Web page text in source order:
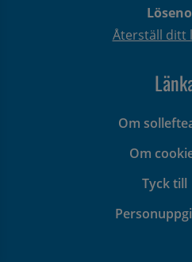
Återställ ditt
Om
Om
Tyck till